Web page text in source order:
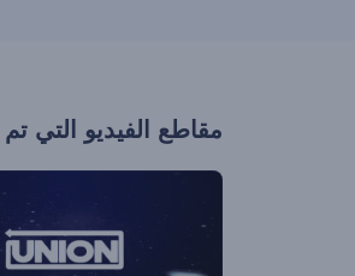
مقاطع الفيديو التي